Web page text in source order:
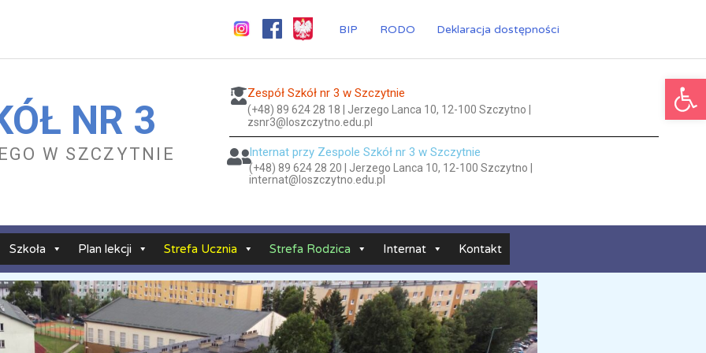
BIP RODO Deklaracja dostępności
NR 3
W SZCZYTNIE
Zespół Szkół nr 3 w Szczytnie
(+48) 89 624 28 18 | Jerzego Lanca 10, 12-100 Szczytno |
zsnr3@loszczytno.edu.pl
Internat przy Zespole Szkół nr 3 w Szczytnie
(+48) 89 624 28 20 | Jerzego Lanca 10, 12-100 Szczytno |
internat@loszczytno.edu.pl
Szkoła Plan lekcji Strefa Ucznia Strefa Rodzica Internat Kontakt